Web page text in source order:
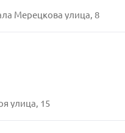
Мерецкова улица, 8
улица, 15